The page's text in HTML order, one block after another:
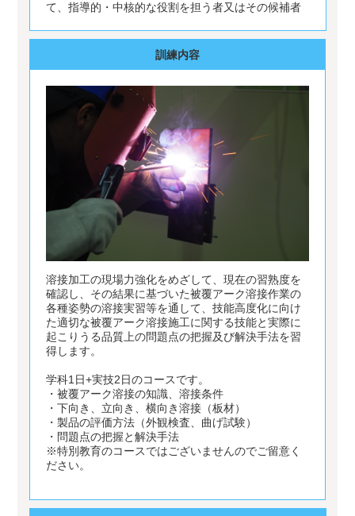
て、指導的・中核的な役割を担う者又はその候補者
訓練内容
溶接加工の現場力強化をめざして、現在の習熟度を
確認し、その結果に基づいた被覆アーク溶接作業の
各種姿勢の溶接実習等を通して、技能高度化に向け
た適切な被覆アーク溶接施工に関する技能と実際に
起こりうる品質上の問題点の把握及び解決手法を習
得します。
学科1日+実技2日のコースです。
・被覆アーク溶接の知識、溶接条件
・下向き、立向き、横向き溶接（板材）
・製品の評価方法（外観検査、曲げ試験）
・問題点の把握と解決手法
※特別教育のコースではございませんのでご留意く
ださい。